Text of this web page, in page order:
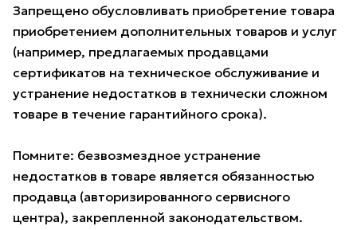
Запрещено обусловливать приобретение товара
приобретением дополнительных товаров и услуг
(например, предлагаемых продавцами
сертификатов на техническое обслуживание и
устранение недостатков в технически сложном
товаре в течение гарантийного срока).
Помните: безвозмездное устранение
недостатков в товаре является обязанностью
продавца (авторизированного сервисного
центра), закрепленной законодательством.